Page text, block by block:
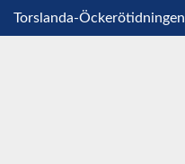
Torslanda-Öckerötidningen